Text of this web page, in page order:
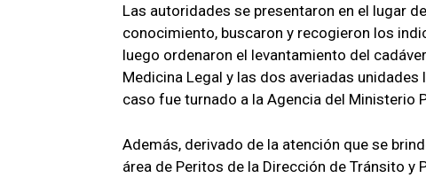
Las autoridades se presentaron en el lugar
conocimiento, buscaron y recogieron los
luego ordenaron el levantamiento del
Medicina Legal y las dos averiadas
caso fue turnado a la Agencia del Ministerio
Además, derivado de la atención que se
área de Peritos de la Dirección de Tránsito y